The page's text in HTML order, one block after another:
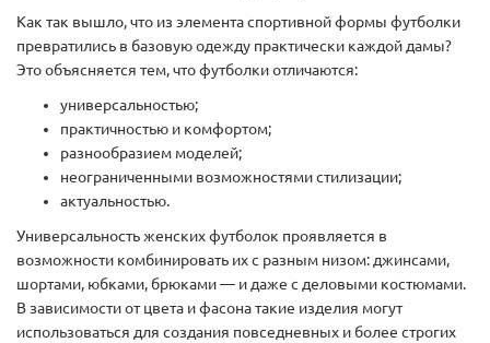
Как так вышло, что из элемента спортивной формы футболки
превратились в базовую одежду практически каждой дамы?
Это объясняется тем, что футболки отличаются:
универсальностью;
практичностью и комфортом;
разнообразием моделей;
неограниченными возможностями стилизации;
актуальностью.
Универсальность женских футболок проявляется в
возможности комбинировать их с разным низом: джинсами,
шортами, юбками, брюками — и даже с деловыми костюмами.
В зависимости от цвета и фасона такие изделия могут
использоваться для создания повседневных и более строгих